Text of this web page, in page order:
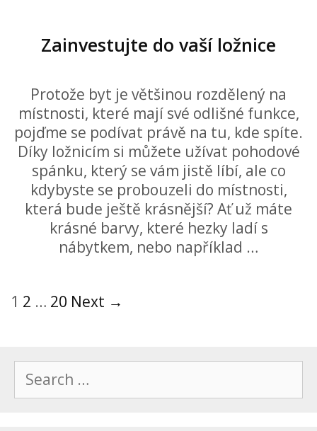
Zainvestujte do vaší ložnice
Protože byt je většinou rozdělený na
místnosti, které mají své odlišné funkce,
pojďme se podívat právě na tu, kde spíte.
Díky ložnicím si můžete užívat pohodové
spánku, který se vám jistě líbí, ale co
kdybyste se probouzeli do místnosti,
která bude ještě krásnější? Ať už máte
krásné barvy, které hezky ladí s
nábytkem, nebo například …
Post
1 2 … 20 Next →
for: